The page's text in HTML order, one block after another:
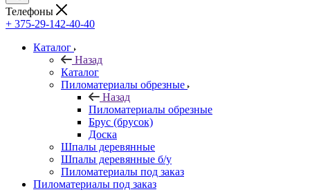
Телефоны
+ 375-29-142-40-40
Каталог
Назад
Каталог
Пиломатериалы обрезные
Назад
Пиломатериалы обрезные
Брус (брусок)
Доска
Шпалы деревянные
Шпалы деревянные б/у
Пиломатериалы под заказ
Пиломатериалы под заказ